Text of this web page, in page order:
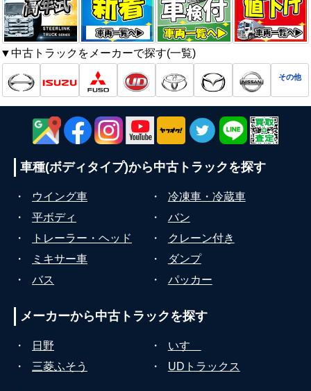
▼中古トラックをメーカーで探す(一覧)
その他
車種(ボディタイプ)から中古トラックを探す
・ ウイング車 ・
冷凍車・冷蔵車
・
平ボディ ・
バン
・
トレーラー・ヘッド ・
クレーン付き
・
ミキサー車 ・
ダンプ
・
バス ・ パッカー
メーカーから中古トラックを探す
・ 日野 ・
いすゞ
・
三菱ふそう ・ UDトラックス